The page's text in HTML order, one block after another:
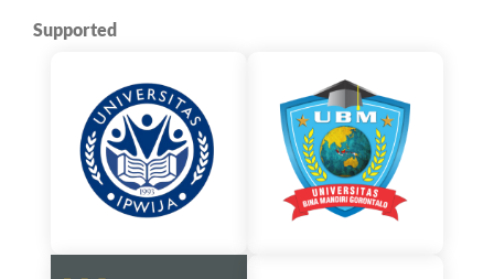
Supported